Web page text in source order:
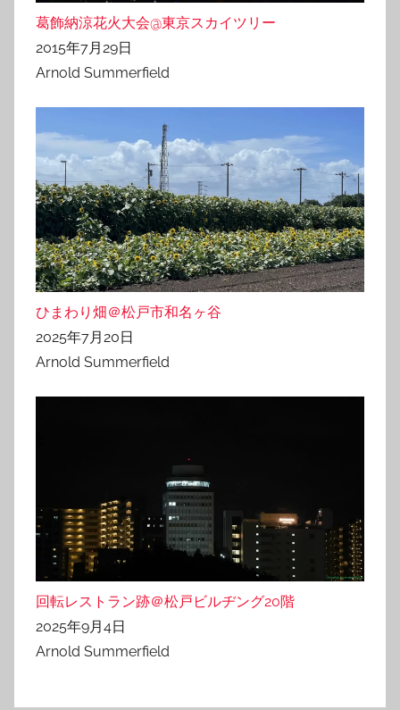
葛飾納涼花火大会@東京スカイツリー
2015年7月29日
Arnold Summerfield
ひまわり畑＠松戸市和名ヶ谷
2025年7月20日
Arnold Summerfield
回転レストラン跡＠松戸ビルヂング20階
2025年9月4日
Arnold Summerfield